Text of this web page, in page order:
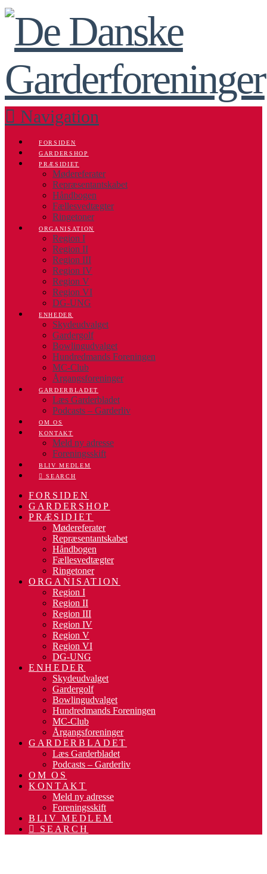
Navigation
FORSIDEN
GARDERSHOP
PRÆSIDIET
Mødereferater
Repræsentantskabet
Håndbogen
Fællesvedtægter
Ringetoner
ORGANISATION
Region I
Region II
Region III
Region IV
Region V
Region VI
DG-UNG
ENHEDER
Skydeudvalget
Gardergolf
Bowlingudvalget
Hundredmands Foreningen
MC-Club
Årgangsforeninger
GARDERBLADET
Læs Garderbladet
Podcasts – Garderliv
OM OS
KONTAKT
Meld ny adresse
Foreningsskift
BLIV MEDLEM
SEARCH
FORSIDEN
GARDERSHOP
PRÆSIDIET
Mødereferater
Repræsentantskabet
Håndbogen
Fællesvedtægter
Ringetoner
ORGANISATION
Region I
Region II
Region III
Region IV
Region V
Region VI
DG-UNG
ENHEDER
Skydeudvalget
Gardergolf
Bowlingudvalget
Hundredmands Foreningen
MC-Club
Årgangsforeninger
GARDERBLADET
Læs Garderbladet
Podcasts – Garderliv
OM OS
KONTAKT
Meld ny adresse
Foreningsskift
BLIV MEDLEM
SEARCH